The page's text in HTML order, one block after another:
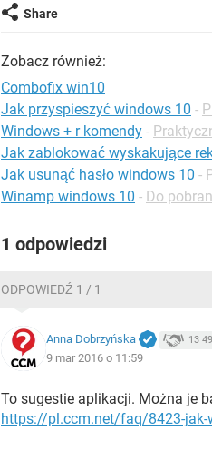
Share
Zobacz również:
Combofix win10
Jak przyspieszyć windows 10 -
Windows + r komendy -
Jak zablokować wyskakujące
Jak usunąć hasło windows 10 -
Winamp windows 10 - Do
1 odpowiedzi
ODPOWIEDŹ 1 / 1
Anna Dobrzyńska 13
9 mar 2016 o 11:59
To sugestie aplikacji. Można je
https://pl.ccm.net/faq/8423-jak-